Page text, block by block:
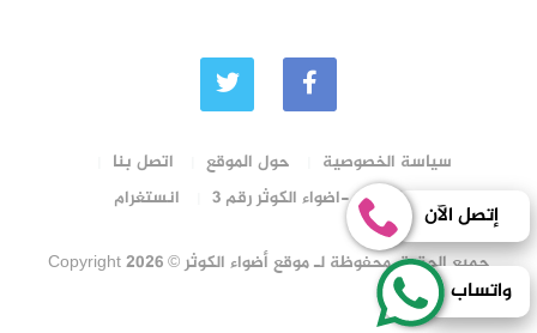
سياسة الخصوصية حول الموقع
اتصل بنا
رقم الترخيص -اضواء الكوثر رقم 3
انستغرام
جميع الحقوق محفوظة لـ موقع أضواء الكوثر © Copyright 2026
إتصل الآن
واتساب